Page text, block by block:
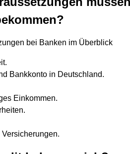
bei Banken im Überblick
Bankkonto in Deutschland.
Einkommen.